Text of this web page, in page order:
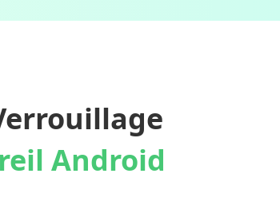
Android